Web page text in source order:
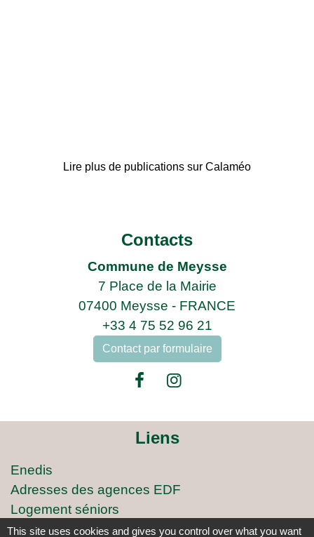
Lire plus de publications sur Calaméo
Contacts
Commune de Meysse
7 Place de la Mairie
07400 Meysse - FRANCE
+33 4 75 52 96 21
Contact par formulaire
Liens
Enedis
Adresses des agences EDF
Logement séniors
Covoiturage
This site uses cookies and gives you control over what you want